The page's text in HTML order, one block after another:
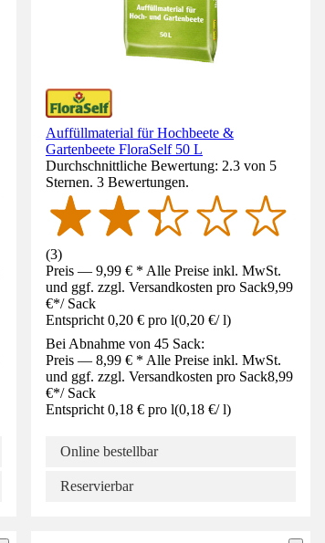
Auffüllmaterial für Hochbeete &
Gartenbeete FloraSelf 50 L
Durchschnittliche Bewertung: 2.3 von 5
Sternen. 3 Bewertungen.
(3)
Preis — 9,99 € * Alle Preise inkl. MwSt.
und ggf. zzgl. Versandkosten pro Sack9,99
€*/ Sack
Entspricht 0,20 € pro l(0,20 €/ l)
Bei Abnahme von 45 Sack:
Preis — 8,99 € * Alle Preise inkl. MwSt.
und ggf. zzgl. Versandkosten pro Sack8,99
€*/ Sack
Entspricht 0,18 € pro l(0,18 €/ l)
Online bestellbar
Reservierbar